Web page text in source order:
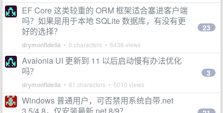
EF Core 这类较重的 ORM 框架适合塞进客户端
吗？如果是用于本地 SQLite 数据库，有没有更
好的选择？
drymonfidelia • 0 characters • 6436 views
23
Avalonia UI 更新到 11 以后启动慢有办法优化
吗？
drymonfidelia • 81 characters • 5010 views
3
Windows 普通用户，可否禁用系统自带.net